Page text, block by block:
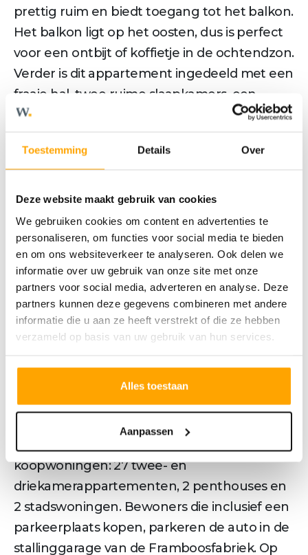
Toestemming Details Over
Deze website maakt gebruik van cookies
We gebruiken cookies om content en advertenties te
personaliseren, om functies voor social media te bieden
en om ons websiteverkeer te analyseren. Ook delen we
informatie over uw gebruik van onze site met onze
partners voor social media, adverteren en analyse. Deze
partners kunnen deze gegevens combineren met andere
informatie die u aan ze heeft verstrekt of die ze hebben
verzameld op basis van uw gebruik van hun services.
Alles toestaan
Aanpassen
prettig ruim en biedt toegang tot het balkon.
Het balkon ligt op het oosten, dus is perfect
voor een ontbijt of koffietje in de ochtendzon.
Verder is dit appartement ingedeeld met een
fraaie hal, twee ruime slaapkamers, een
berging, separaat toilet en badkamer met
masterbedroom kun je met gemak een
Kenmerken bouwnummer 255
• Woonoppervlakte circa 110 m²
• Gelegen op de 1e verdieping
• Lichte living met open keuken
• Balkon op het oosten
• Twee slaapkamers
• Badkamer met inloopdouche, wastafel en
handdoekradiator
Dit appartement maak onderdeel uit van De
Faam | Het Muntkantoor
----------------------------
koopwoningen: 27 twee- en
driekamerappartementen, 2 penthouses en
2 stadswoningen. Bewoners die inclusief een
parkeerplaats kopen, parkeren de auto in de
stallinggarage van de Framboosfabriek. Op